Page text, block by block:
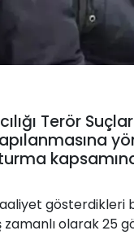
Terör
gösterdikleri
olarak 25